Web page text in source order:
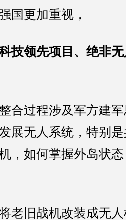
国更加重视，
技领先项目、绝非
合过程涉及军方建
展无人系统，特别
，如何掌握外岛状
老旧战机改装成无